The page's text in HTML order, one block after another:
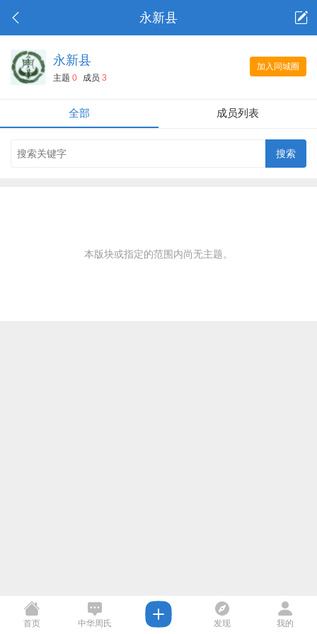
永新县
加入同城圈
永新县
主题 0 成员 3
全部 成员列表
本版块或指定的范围内尚无主题。
首页 中华周氏 发现 我的